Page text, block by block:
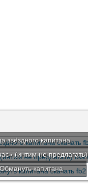
звёздного капитана
(интим не предлагать)
Обмануть капитана